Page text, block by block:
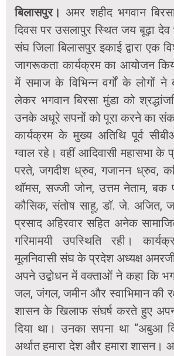
बिलासपुर। अमर शहीद भगवान
दिवस पर उसलापुर स्थित जय बूढ़ा देव
संघ जिला बिलासपुर इकाई द्वारा एक
जागरूकता कार्यक्रम का आयोजन
में समाज के विभिन्न वर्गों के लोगों ने
लेकर भगवान बिरसा मुंडा को
उनके अधूरे सपनों को पूरा करने का
कार्यक्रम के मुख्य अतिथि पूर्व
ग्वाल रहे। वहीं आदिवासी महासभा के
परते, जगदीश ध्रुव, गजानन ध्रुव,
थॉमस, सज्जी जोन, उत्तम नेताम, बक
कौसिक, संतोष साहू, डॉ. जे. अजित,
प्रसाद अहिरवार सहित अनेक
गरिमामयी उपस्थिति रही।
मूलनिवासी संघ के प्रदेश अध्यक्ष
अपने उद्बोधन में वक्ताओं ने कहा कि
जल, जंगल, जमीन और स्वाभिमान की
शासन के खिलाफ संघर्ष करते हुए
दिया था। उनका सपना था “अबुआ
अर्थात हमारा देश और हमारा शासन।